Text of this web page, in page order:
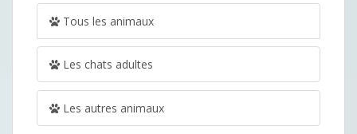
Tous les animaux
Les chats adultes
Les autres animaux